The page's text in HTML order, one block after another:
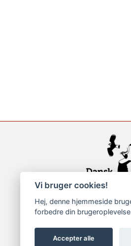
Vi bruger cookies!
Hej, denne hjemmeside
forbedre din
Accepter alle